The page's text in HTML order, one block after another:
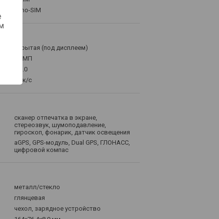
nano-SIM
скрытая (под дисплеем)
16 МП
f/2.0
30 к/с
сканер отпечатка в экране,
стереозвук, шумоподавление,
гироскоп, фонарик, датчик освещения
aGPS, GPS-модуль, Dual GPS, ГЛОНАСС,
цифровой компас
металл/стекло
глянцевая
чехол, зарядное устройство